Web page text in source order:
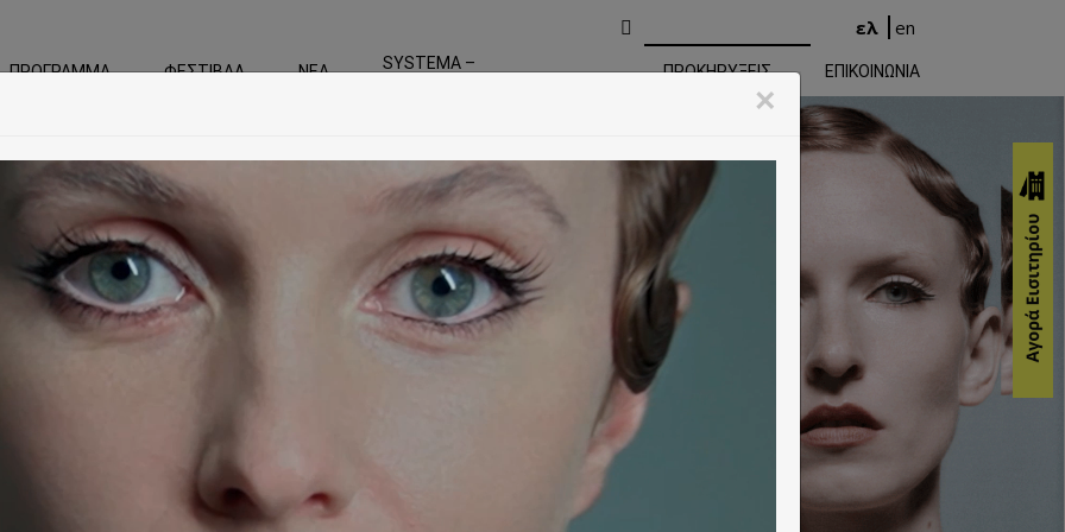
ελ en
ΠΡΟΓΡΑΜΜΑ ΦΕΣΤΙΒΑΛ ΝΕΑ
SYSTEMA –
ΠΡΟΚΗΡΥΞΕΙΣ ΕΠΙΚΟΙΝΩΝΙΑ
×